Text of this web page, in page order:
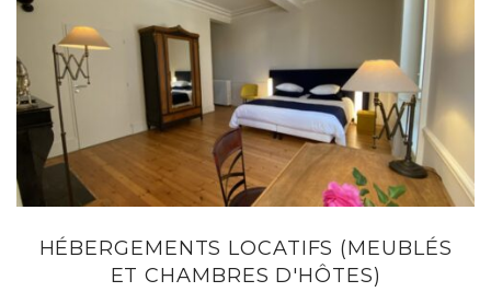
HÉBERGEMENTS LOCATIFS (MEUBLÉS
ET CHAMBRES D'HÔTES)